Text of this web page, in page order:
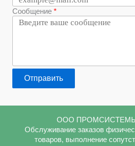
Сообщение
Отправить
ООО ПРОМСИСТЕМЫ
Обслуживание заказов
товаров, выполнение